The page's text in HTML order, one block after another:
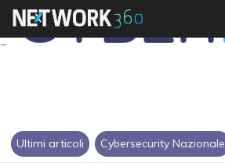
Ultimi articoli Cybersecurity Nazionale